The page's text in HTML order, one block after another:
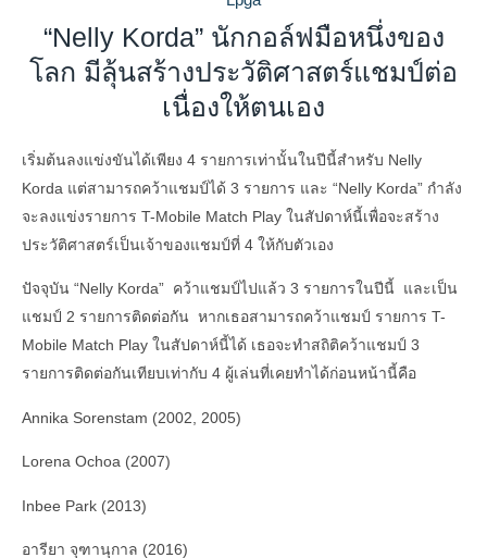
“Nelly Korda” นักกอล์ฟมือหนึ่งของ
โลก มีลุ้นสร้างประวัติศาสตร์แชมป์ต่อ
เนื่องให้ตนเอง
เริ่มต้นลงแข่งขันได้เพียง 4 รายการเท่านั้นในปีนี้สำหรับ Nelly
Korda แต่สามารถคว้าแชมป์ได้ 3 รายการ และ “Nelly Korda” กำลัง
จะลงแข่งรายการ T-Mobile Match Play ในสัปดาห์นี้เพื่อจะสร้าง
ประวัติศาสตร์เป็นเจ้าของแชมป์ที่ 4 ให้กับตัวเอง
ปัจจุบัน “Nelly Korda” คว้าแชมป์ไปแล้ว 3 รายการในปีนี้ และเป็น
แชมป์ 2 รายการติดต่อกัน หากเธอสามารถคว้าแชมป์ รายการ T-
Mobile Match Play ในสัปดาห์นี้ได้ เธอจะทำสถิติคว้าแชมป์ 3
รายการติดต่อกันเทียบเท่ากับ 4 ผู้เล่นที่เคยทำได้ก่อนหน้านี้คือ
Annika Sorenstam (2002, 2005)
Lorena Ochoa (2007)
Inbee Park (2013)
อารียา จุฑานุกาล (2016)